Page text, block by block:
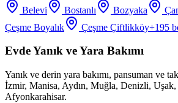
Belevi Bostanlı Bozyaka
Çeşme Boyalık
Çeşme Çiftlikköy+195
Evde Yanık ve Yara Bakımı
Yanık ve derin yara bakımı, pansuman ve
İzmir, Manisa, Aydın, Muğla, Denizli,
Afyonkarahisar.